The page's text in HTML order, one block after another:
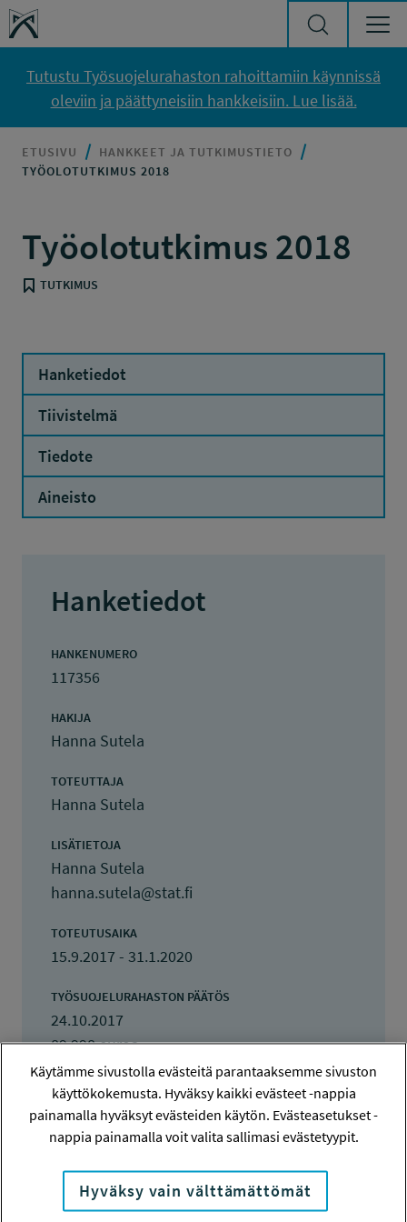
Siirry sisältöön
Työsuojelurahasto
Tutustu Työsuojelurahaston rahoittamiin käynnissä
oleviin ja päättyneisiin hankkeisiin. Lue lisää.
ETUSIVU
HANKKEET JA TUTKIMUSTIETO
TYÖOLOTUTKIMUS 2018
Työolotutkimus 2018
TUTKIMUS
Hanketiedot
Tiivistelmä
Tiedote
Aineisto
Hanketiedot
HANKENUMERO
117356
HAKIJA
Hanna Sutela
TOTEUTTAJA
Hanna Sutela
LISÄTIETOJA
Hanna Sutela
hanna.sutela@stat.fi
TOTEUTUSAIKA
15.9.2017 - 31.1.2020
TYÖSUOJELURAHASTON PÄÄTÖS
24.10.2017
89 998 euroa
KOKONAISKUSTANNUKSET
895 467 euroa
TULOKSET VALMISTUNEET
14.4.2020
Käytämme sivustolla evästeitä parantaaksemme sivuston
käyttökokemusta. Hyväksy kaikki evästeet -nappia
painamalla hyväksyt evästeiden käytön. Evästeasetukset -
nappia painamalla voit valita sallimasi evästetyypit.
Hyväksy vain välttämättömät